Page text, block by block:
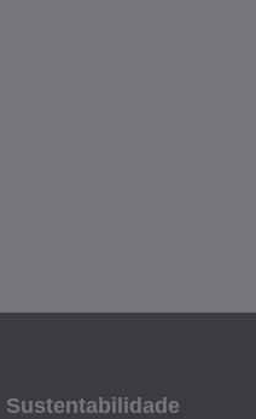
Sustentabilidade